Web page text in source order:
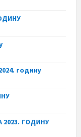
годину
2023. ГОДИНУ